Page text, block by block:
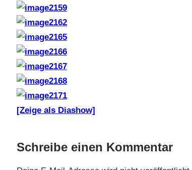
[Zeige als Diashow]
Schreibe einen Kommentar